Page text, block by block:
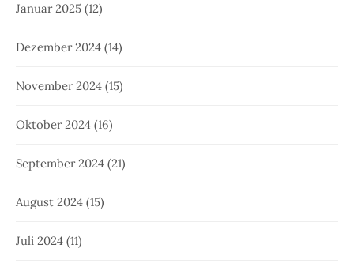
Januar 2025 (12)
Dezember 2024 (14)
November 2024 (15)
Oktober 2024 (16)
September 2024 (21)
August 2024 (15)
Juli 2024 (11)